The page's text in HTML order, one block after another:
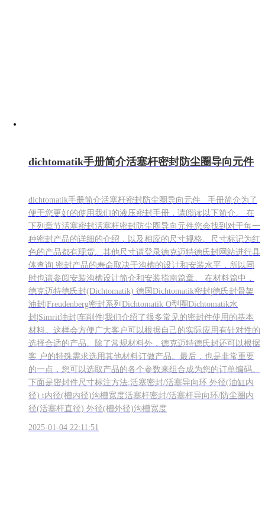
dichtomatik手册简介活塞杆密封防尘圈导向元件
dichtomatik手册简介活塞杆密封防尘圈导向元件 手册简介为了
便于您更好的使用我们的液压密封手册，请阅读以下简介。 在
下列章节活塞密封活塞杆密封防尘圈导向元件您会找到对于每一
种密封产品的详细的介绍，以及相应的尺寸规格。尺寸标记为红
色的产品都有现货。其他尺寸请登录德克迈特德氏封网站进行具
体查询 密封产品的寿命取决于沟槽的设计和安装水平，所以同
时也请参阅安装沟槽设计简介和安装指南篇章。 在材料篇中，
德克迈特德氏封(Dichtomatik) 德国Dichtomatik密封|德氏封骨架
油封|Freudenberg密封系列Dichtomatik O型圈Dichtomatik水
封|Simrit油封|车削件|我们介绍了很多常见的密封件使用的基本
材料。这样会方便广大客户可以根据自己的实际应用有针对性的
选择合适的产品。除了常规材料外，德克迈特德氏封还可以根据
客 户的特殊需求选用其他材料订做产品。最后，也是非常重要
的一点，您可以选取产品的各个参数来组合成为您的订单编码。
下面是密封件尺寸标注方法:活塞密封/活塞导向环 外径(油缸内
径) t内径(槽内径)沟槽宽度活塞杆密封/活塞杆导向环/防尘圈内
径(活塞杆直径) 外径(槽外径)沟槽宽度
2025-01-04 22:11:51